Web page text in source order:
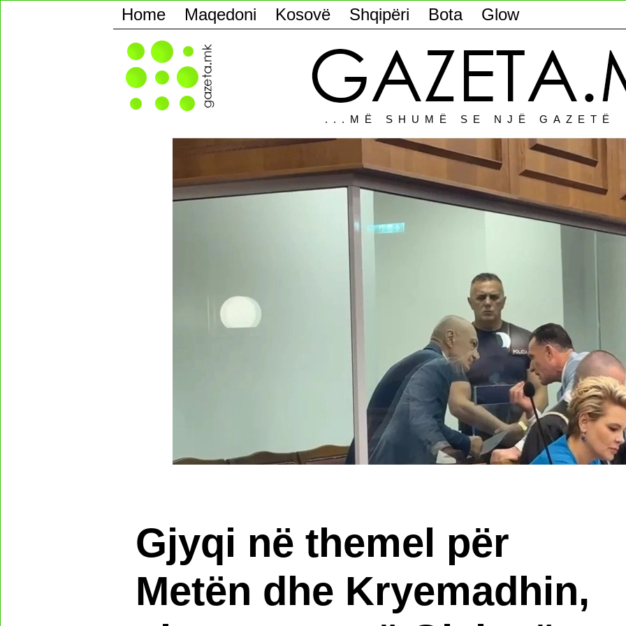
Home Maqedoni Kosovë Shqipëri Bota Glow
...MË SHUMË SE NJË GAZETË
Gjyqi në themel për
Metën dhe Kryemadhin,